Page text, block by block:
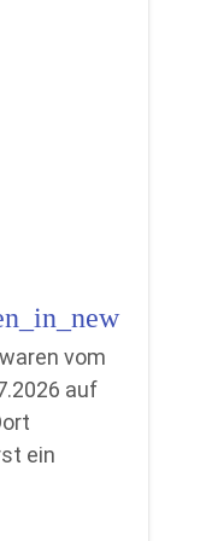
vom
auf
ein